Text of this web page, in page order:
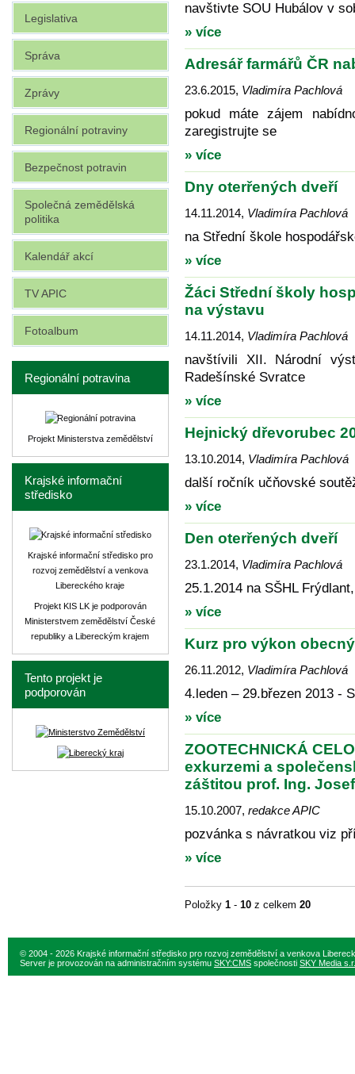
navštivte SOU Hubálov v
» více
Adresář farmářů ČR
23.6.2015, Vladimíra Pachlová
pokud máte zájem
zaregistrujte se
» více
Dny oterřených dveří
14.11.2014, Vladimíra Pachlová
na Střední škole
» více
Žáci Střední školy
na výstavu
14.11.2014, Vladimíra Pachlová
navštívili XII. Národní
Radešínské Svratce
» více
Hejnický dřevorubec
13.10.2014, Vladimíra Pachlová
další ročník učňovské
» více
Den oterřených dveří
23.1.2014, Vladimíra Pachlová
25.1.2014 na SŠHL
» více
Kurz pro výkon
26.11.2012, Vladimíra Pachlová
4.leden – 29.březen 2013 -
» více
ZOOTECHNICKÁ
exkurzemi a
záštitou prof. Ing.
15.10.2007, redakce APIC
pozvánka s návratkou viz
» více
Položky 1 - 10 z celkem 20
Legislativa
Správa
Zprávy
Regionální potraviny
Bezpečnost potravin
Společná zemědělská
politika
Kalendář akcí
TV APIC
Fotoalbum
Regionální potravina
Projekt Ministerstva zemědělství
Krajské informační
středisko
Krajské informační středisko pro
rozvoj zemědělství a venkova
Libereckého kraje
Projekt KIS LK je podporován
Ministerstvem zemědělství České
republiky a Libereckým krajem
Tento projekt je
podporován
© 2004 - 2026 Krajské informační středisko pro rozvoj zemědělství a venkova
Server je provozován na administračním systému SKY:CMS společnosti SKY Media